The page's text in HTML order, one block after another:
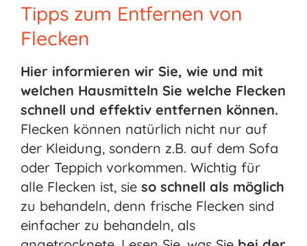
Tipps zum Entfernen von
Flecken
Hier informieren wir Sie, wie und mit
welchen Hausmitteln Sie welche Flecken
schnell und effektiv entfernen können.
Flecken können natürlich nicht nur auf
der Kleidung, sondern z.B. auf dem Sofa
oder Teppich vorkommen. Wichtig für
alle Flecken ist, sie so schnell als möglich
zu behandeln, denn frische Flecken sind
einfacher zu behandeln, als